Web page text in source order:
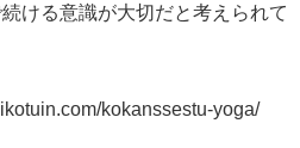
ける意識が大切だと考えられて
kokanssestu-yoga/